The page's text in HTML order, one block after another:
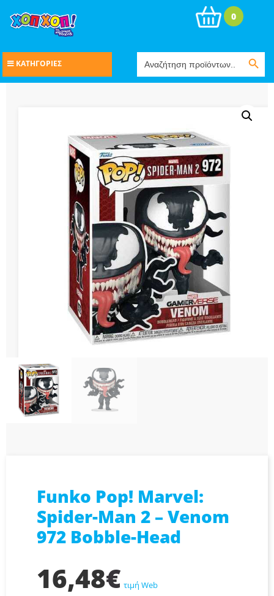
for:
Search Button
0
ΚΑΤΗΓΟΡΙΕΣ
Funko Pop! Marvel:
Spider-Man 2 – Venom
972 Bobble-Head
16,48€ τιμή Web